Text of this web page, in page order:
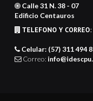
Calle 31 N. 38 - 07
Edificio Centauros
TELEFONO Y CORREO:
Celular: (57) 311 494
Correo: